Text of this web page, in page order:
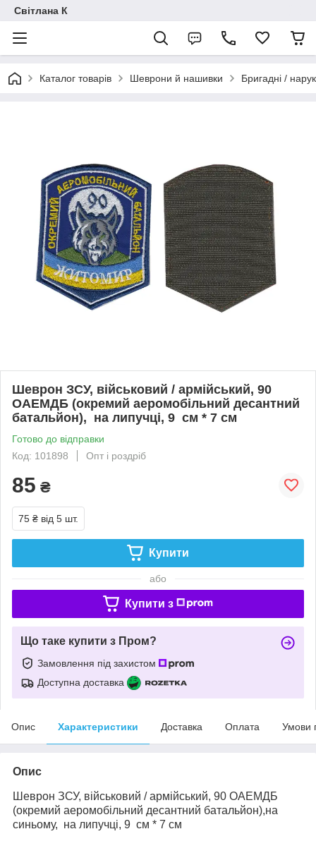
Світлана К
Каталог товарів Шеврони й нашивки Бригадні /
Шеврон ЗСУ, військовий / армійський, 90
ОАЕМДБ (окремий аеромобільний десантний
батальйон), на липучці, 9 см * 7 см
Готово до відправки
Код: 101898
Опт і роздріб
85 ₴
75 ₴ від 5 шт.
Купити
або
Купити з
Що таке купити з Пром?
Замовлення під захистом
Доступна доставка
Опис Характеристики Доставка Оплата Умови
Опис
Шеврон ЗСУ, військовий / армійський, 90 ОАЕМДБ
(окремий аеромобільний десантний батальйон),на
синьому, на липучці, 9 см * 7 см